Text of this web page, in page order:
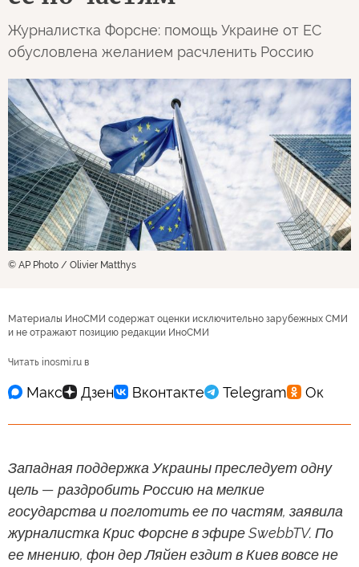
Журналистка Форсне: помощь Украине от ЕС
обусловлена желанием расчленить Россию
© AP Photo / Olivier Matthys
Материалы ИноСМИ содержат оценки исключительно зарубежных СМИ
и не отражают позицию редакции ИноСМИ
Читать inosmi.ru в
Западная поддержка Украины преследует одну
цель — раздробить Россию на мелкие
государства и поглотить ее по частям, заявила
журналистка Крис Форсне в эфире SwebbTV. По
ее мнению, фон дер Ляйен ездит в Киев вовсе не